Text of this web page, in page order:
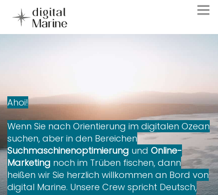
About
Kontakt
Italiano
Ahoi!
Wenn Sie nach Orientierung im digitalen Ozean
suchen, aber in den Bereichen
Suchmaschinenoptimierung und Online-
Marketing noch im Trüben fischen, dann
heißen wir Sie herzlich willkommen an Bord von
digital Marine. Unsere Crew spricht Deutsch,